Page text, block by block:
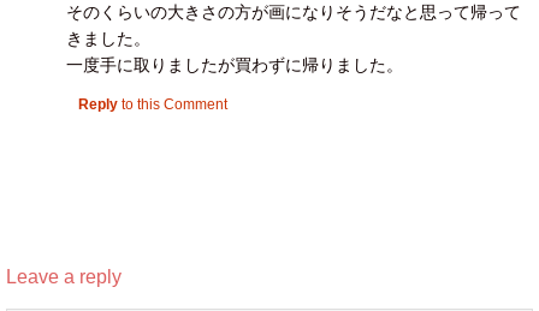
そのくらいの大きさの方が画になりそうだなと思って帰って
きました。
一度手に取りましたが買わずに帰りました。
Reply to this Comment
Leave a reply